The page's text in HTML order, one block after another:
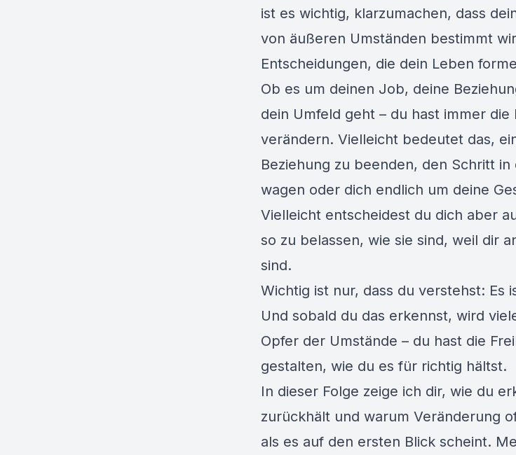
ist es wichtig, klarzumachen, dass
von äußeren Umständen bestimmt
Entscheidungen, die dein Leben
Ob es um deinen Job, deine
dein Umfeld geht – du hast immer
verändern. Vielleicht bedeutet das,
Beziehung zu beenden, den Schritt
wagen oder dich endlich um deine
Vielleicht entscheidest du dich aber
so zu belassen, wie sie sind, weil dir
sind.
Wichtig ist nur, dass du verstehst: Es
Und sobald du das erkennst, wird
Opfer der Umstände – du hast die
gestalten, wie du es für richtig hältst.
In dieser Folge zeige ich dir, wie du
zurückhält und warum Veränderung
als es auf den ersten Blick scheint.